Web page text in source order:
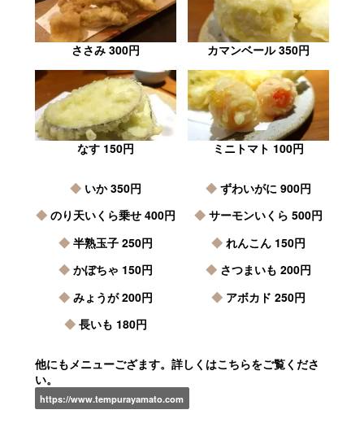
ささみ 300円 カマンベール 350円
なす 150円 ミニトマト 100円
◆いか 350円 ◆ ずわいがに 900円
◆のり天いくら乗せ 400円 ◆ サーモンいくら 500円
◆半熟玉子 250円 ◆ れんこん 150円
◆かぼちゃ 150円 ◆ さつまいも 200円
◆みょうが 200円 ◆ アボカド 250円
◆長いも 180円
他にもメニューござます。 詳しくはこちらをご覧くださ
い。
https://www.tempurayamato.com